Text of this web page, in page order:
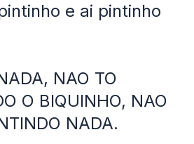
e ai pintinho
NAO TO
O BIQUINHO, NAO
NADA.